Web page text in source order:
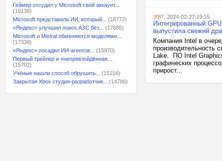
Геймер отсудил у Microsoft свой аккаунт...
(19138)
Microsoft представила ИИ, который...
(18772)
«Яндекс» улучшил поиск АЗС без...
(17685)
Microsoft и Mistral обменяются моделями...
(17338)
«Яндекс» посадил ИИ-агентов...
(15970)
Первый трейлер и «непревзойдённая...
(15702)
Учёные нашли способ обрушить...
(15216)
Закрытая Xbox студия-разработчик...
(14786)
iXBT, 2024-02-27 19:15
Интегрированный
выпустила свежий
Компания Intel в
производительность
Lake. ПО Intel
графических
прирост...